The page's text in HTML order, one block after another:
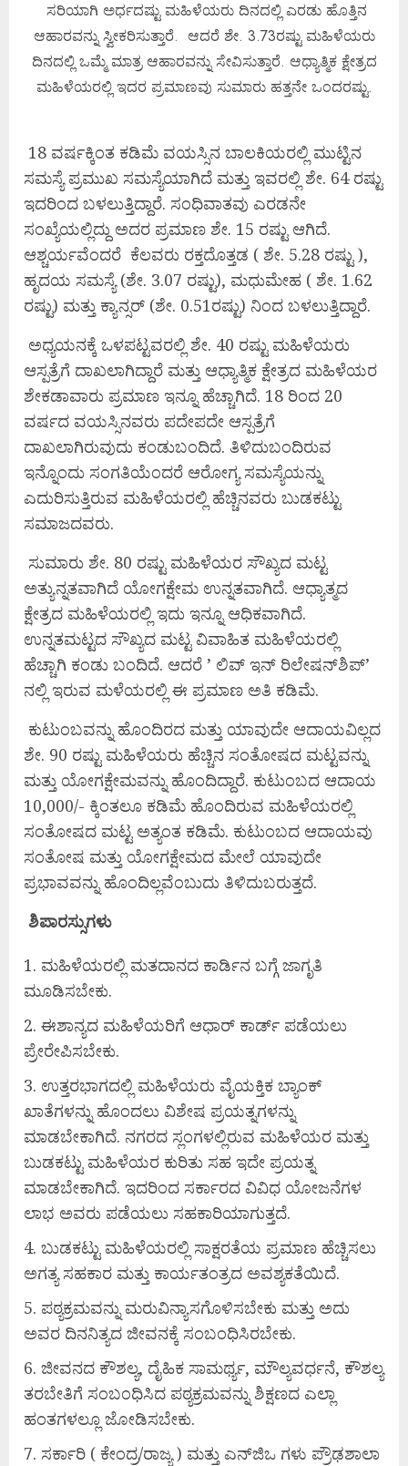
ಸರಿಯಾಗಿ ಅರ್ಧದಷ್ಟು ಮಹಿಳೆಯರು ದಿನದಲ್ಲಿ ಎರಡು ಹೊತ್ತಿನ
ಆಹಾರವನ್ನು ಸ್ವೀಕರಿಸುತ್ತಾರೆ. ಆದರೆ ಶೇ. 3.73ರಷ್ಟು ಮಹಿಳೆಯರು
ದಿನದಲ್ಲಿ ಒಮ್ಮೆ ಮಾತ್ರ ಆಹಾರವನ್ನು ಸೇವಿಸುತ್ತಾರೆ. ಆಧ್ಯಾತ್ಮಿಕ ಕ್ಷೇತ್ರದ
ಮಹಿಳೆಯರಲ್ಲಿ ಇದರ ಪ್ರಮಾಣವು ಸುಮಾರು ಹತ್ತನೇ ಒಂದರಷ್ಟು.
18 ವರ್ಷಕ್ಕಿಂತ ಕಡಿಮೆ ವಯಸ್ಸಿನ ಬಾಲಕಿಯರಲ್ಲಿ ಮುಟ್ಟಿನ
ಸಮಸ್ಯೆ ಪ್ರಮುಖ ಸಮಸ್ಯೆಯಾಗಿದೆ ಮತ್ತು ಇವರಲ್ಲಿ ಶೇ. 64 ರಷ್ಟು
ಇದರಿಂದ ಬಳಲುತ್ತಿದ್ದಾರೆ. ಸಂಧಿವಾತವು ಎರಡನೇ
ಸಂಖ್ಯೆಯಲ್ಲಿದ್ದು ಅದರ ಪ್ರಮಾಣ ಶೇ. 15 ರಷ್ಟು ಆಗಿದೆ.
ಆಶ್ಚರ್ಯವೆಂದರೆ ಕೆಲವರು ರಕ್ತದೊತ್ತಡ ( ಶೇ. 5.28 ರಷ್ಟು ),
ಹೃದಯ ಸಮಸ್ಯೆ (ಶೇ. 3.07 ರಷ್ಟು), ಮಧುಮೇಹ ( ಶೇ. 1.62
ರಷ್ಟು) ಮತ್ತು ಕ್ಯಾನ್ಸರ್ (ಶೇ. 0.51ರಷ್ಟು) ನಿಂದ ಬಳಲುತ್ತಿದ್ದಾರೆ.
ಅಧ್ಯಯನಕ್ಕೆ ಒಳಪಟ್ಟವರಲ್ಲಿ ಶೇ. 40 ರಷ್ಟು ಮಹಿಳೆಯರು
ಆಸ್ಪತ್ರೆಗೆ ದಾಖಲಾಗಿದ್ದಾರೆ ಮತ್ತು ಆಧ್ಯಾತ್ಮಿಕ ಕ್ಷೇತ್ರದ ಮಹಿಳೆಯರ
ಶೇಕಡಾವಾರು ಪ್ರಮಾಣ ಇನ್ನೂ ಹೆಚ್ಚಾಗಿದೆ. 18 ರಿಂದ 20
ವರ್ಷದ ವಯಸ್ಸಿನವರು ಪದೇಪದೇ ಆಸ್ಪತ್ರೆಗೆ
ದಾಖಲಾಗಿರುವುದು ಕಂಡುಬಂದಿದೆ. ತಿಳಿದುಬಂದಿರುವ
ಇನ್ನೊಂದು ಸಂಗತಿಯೆಂದರೆ ಆರೋಗ್ಯ ಸಮಸ್ಯೆಯನ್ನು
ಎದುರಿಸುತ್ತಿರುವ ಮಹಿಳೆಯರಲ್ಲಿ ಹೆಚ್ಚಿನವರು ಬುಡಕಟ್ಟು
ಸಮಾಜದವರು.
ಸುಮಾರು ಶೇ. 80 ರಷ್ಟು ಮಹಿಳೆಯರ ಸೌಖ್ಯದ ಮಟ್ಟ
ಅತ್ಯುನ್ನತವಾಗಿದೆ ಯೋಗಕ್ಷೇಮ ಉನ್ನತವಾಗಿದೆ. ಆಧ್ಯಾತ್ಮದ
ಕ್ಷೇತ್ರದ ಮಹಿಳೆಯರಲ್ಲಿ ಇದು ಇನ್ನೂ ಆಧಿಕವಾಗಿದೆ.
ಉನ್ನತಮಟ್ಟದ ಸೌಖ್ಯದ ಮಟ್ಟ ವಿವಾಹಿತ ಮಹಿಳೆಯರಲ್ಲಿ
ಹೆಚ್ಚಾಗಿ ಕಂಡು ಬಂದಿದೆ. ಆದರೆ ’ ಲಿವ್ ಇನ್ ರಿಲೇಷನ್‌ಶಿಪ್’
ನಲ್ಲಿ ಇರುವ ಮಳೆಯರಲ್ಲಿ ಈ ಪ್ರಮಾಣ ಅತಿ ಕಡಿಮೆ.
ಕುಟುಂಬವನ್ನು ಹೊಂದಿರದ ಮತ್ತು ಯಾವುದೇ ಆದಾಯವಿಲ್ಲದ
ಶೇ. 90 ರಷ್ಟು ಮಹಿಳೆಯರು ಹೆಚ್ಚಿನ ಸಂತೋಷದ ಮಟ್ಟವನ್ನು
ಮತ್ತು ಯೋಗಕ್ಷೇಮವನ್ನು ಹೊಂದಿದ್ದಾರೆ. ಕುಟುಂಬದ ಆದಾಯ
10,000/- ಕ್ಕಿಂತಲೂ ಕಡಿಮೆ ಹೊಂದಿರುವ ಮಹಿಳೆಯರಲ್ಲಿ
ಸಂತೋಷದ ಮಟ್ಟ ಅತ್ಯಂತ ಕಡಿಮೆ. ಕುಟುಂಬದ ಆದಾಯವು
ಸಂತೋಷ ಮತ್ತು ಯೋಗಕ್ಷೇಮದ ಮೇಲೆ ಯಾವುದೇ
ಪ್ರಭಾವವನ್ನು ಹೊಂದಿಲ್ಲವೆಂಬುದು ತಿಳಿದುಬರುತ್ತದೆ.
ಶಿಪಾರಸ್ಸುಗಳು
ಮಹಿಳೆಯರಲ್ಲಿ ಮತದಾನದ ಕಾರ್ಡಿನ ಬಗ್ಗೆ ಜಾಗೃತಿ
ಮೂಡಿಸಬೇಕು.
ಈಶಾನ್ಯದ ಮಹಿಳೆಯರಿಗೆ ಆಧಾರ್ ಕಾರ್ಡ್ ಪಡೆಯಲು
ಪ್ರೇರೇಪಿಸಬೇಕು.
ಉತ್ತರಭಾಗದಲ್ಲಿ ಮಹಿಳೆಯರು ವೈಯಕ್ತಿಕ ಬ್ಯಾಂಕ್
ಖಾತೆಗಳನ್ನು ಹೊಂದಲು ವಿಶೇಷ ಪ್ರಯತ್ನಗಳನ್ನು
ಮಾಡಬೇಕಾಗಿದೆ. ನಗರದ ಸ್ಲಂಗಳಲ್ಲಿರುವ ಮಹಿಳೆಯರ ಮತ್ತು
ಬುಡಕಟ್ಟು ಮಹಿಳೆಯರ ಕುರಿತು ಸಹ ಇದೇ ಪ್ರಯತ್ನ
ಮಾಡಬೇಕಾಗಿದೆ. ಇದರಿಂದ ಸರ್ಕಾರದ ವಿವಿಧ ಯೋಜನೆಗಳ
ಲಾಭ ಅವರು ಪಡೆಯಲು ಸಹಕಾರಿಯಾಗುತ್ತದೆ.
ಬುಡಕಟ್ಟು ಮಹಿಳೆಯರಲ್ಲಿ ಸಾಕ್ಷರತೆಯ ಪ್ರಮಾಣ ಹೆಚ್ಚಿಸಲು
ಅಗತ್ಯ ಸಹಕಾರ ಮತ್ತು ಕಾರ್ಯತಂತ್ರದ ಅವಶ್ಯಕತೆಯಿದೆ.
ಪಠ್ಯಕ್ರಮವನ್ನು ಮರುವಿನ್ಯಾಸಗೊಳಿಸಬೇಕು ಮತ್ತು ಅದು
ಅವರ ದಿನನಿತ್ಯದ ಜೀವನಕ್ಕೆ ಸಂಬಂಧಿಸಿರಬೇಕು.
ಜೀವನದ ಕೌಶಲ್ಯ, ದೈಹಿಕ ಸಾಮರ್ಥ್ಯ, ಮೌಲ್ಯವರ್ಧನೆ, ಕೌಶಲ್ಯ
ತರಬೇತಿಗೆ ಸಂಬಂಧಿಸಿದ ಪಠ್ಯಕ್ರಮವನ್ನು ಶಿಕ್ಷಣದ ಎಲ್ಲಾ
ಹಂತಗಳಲ್ಲೂ ಜೋಡಿಸಬೇಕು.
ಸರ್ಕಾರಿ ( ಕೇಂದ್ರ/ರಾಜ್ಯ ) ಮತ್ತು ಎನ್‌ಜಿಒ ಗಳು ಪ್ರೌಢಶಾಲಾ